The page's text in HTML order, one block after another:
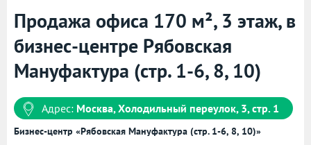
Продажа офиса 170 м², 3 этаж, в
бизнес-центре Рябовская
Мануфактура (стр. 1-6, 8, 10)
Адрес: Москва, Холодильный переулок, 3, стр. 1
Бизнес-центр «Рябовская Мануфактура (стр. 1-6, 8, 10)»